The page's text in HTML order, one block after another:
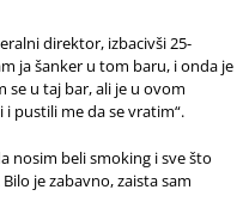
direktor, izbacivši 25-
ja šanker u tom baru, i onda je
se u taj bar, ali je u ovom
pustili me da se vratim“.
nosim beli smoking i sve što
je zabavno, zaista sam